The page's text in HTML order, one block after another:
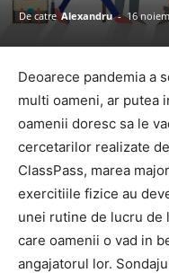
De catre Alexandru - 16
Deoarece pandemia a
multi oameni, ar putea
oamenii doresc sa le
cercetarilor realizate
ClassPass, marea
exercitiile fizice au
unei rutine de lucru de
care oamenii o vad in
angajatorul lor.